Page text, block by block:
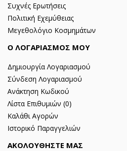
Συχνές Ερωτήσεις
Πολιτική Εχεμύθειας
Μεγεθολόγιο Κοσμημάτων
Ο ΛΟΓΑΡΙΑΣΜΟΣ ΜΟΥ
Δημιουργία Λογαριασμού
Σύνδεση Λογαριασμού
Ανάκτηση Κωδικού
Λίστα Επιθυμιών (0)
Καλάθι Αγορών
Ιστορικό Παραγγελιών
ΑΚΟΛΟΥΘΗΣΤΕ ΜΑΣ